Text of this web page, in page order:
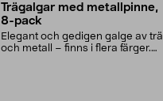
Trägalgar med metallpinne,
8-pack
Elegant och gedigen galge av trä
och metall – finns i flera färger.